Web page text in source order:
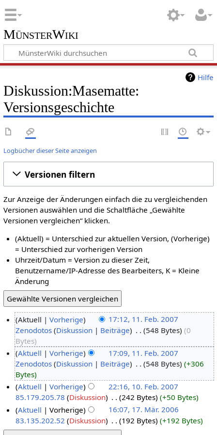
MünsterWiki
Hilfe
Diskussion:Masematte:
Versionsgeschichte
Logbücher dieser Seite anzeigen
Versionen filtern
Zur Anzeige der Änderungen einfach die zu vergleichenden
Versionen auswählen und die Schaltfläche „Gewählte
Versionen vergleichen“ klicken.
(Aktuell) = Unterschied zur aktuellen Version, (Vorherige)
= Unterschied zur vorherigen Version
Uhrzeit/Datum = Version zu dieser Zeit,
Benutzername/IP-Adresse des Bearbeiters, K = Kleine
Änderung
Aktuell Vorherige
17:12, 11. Feb. 2007
Zenodotos Diskussion Beiträge 548 Bytes
0
Bytes
Aktuell
Vorherige
17:09, 11. Feb. 2007
Zenodotos Diskussion Beiträge 548 Bytes
+306
Bytes
Aktuell
Vorherige
22:16, 10. Feb. 2007
85.179.205.78 Diskussion 242 Bytes
+50 Bytes
Aktuell
Vorherige
16:07, 17. Mär. 2006
83.135.202.52 Diskussion 192 Bytes +192 Bytes